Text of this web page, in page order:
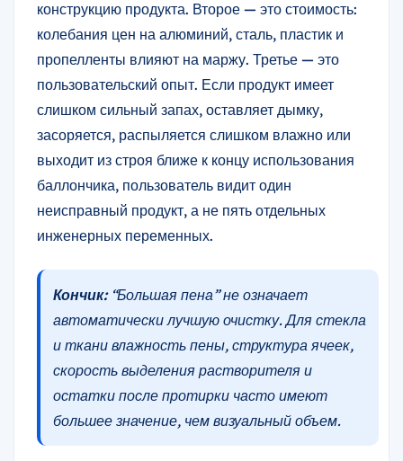
конструкцию продукта. Второе — это стоимость:
колебания цен на алюминий, сталь, пластик и
пропелленты влияют на маржу. Третье — это
пользовательский опыт. Если продукт имеет
слишком сильный запах, оставляет дымку,
засоряется, распыляется слишком влажно или
выходит из строя ближе к концу использования
баллончика, пользователь видит один
неисправный продукт, а не пять отдельных
инженерных переменных.
Кончик:“Большая пена” не означает
автоматически лучшую очистку. Для стекла
и ткани влажность пены, структура ячеек,
скорость выделения растворителя и
остатки после протирки часто имеют
большее значение, чем визуальный объем.